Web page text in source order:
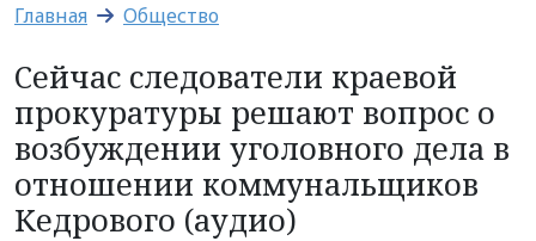
Главная Общество
Сейчас следователи краевой
прокуратуры решают вопрос о
возбуждении уголовного дела в
отношении коммунальщиков
Кедрового (аудио)